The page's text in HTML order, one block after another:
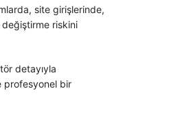
site girişlerinde,
değiştirme riskini
detayıyla
profesyonel bir